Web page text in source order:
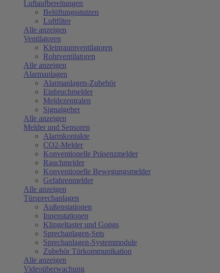
Luftaufbereitungen
Belüftungsstutzen
Luftfilter
Alle anzeigen
Ventilatoren
Kleinraumventilatoren
Rohrventilatoren
Alle anzeigen
Alarmanlagen
Alarmanlagen-Zubehör
Einbruchmelder
Meldezentralen
Signalgeber
Alle anzeigen
Melder und Sensoren
Alarmkontakte
CO2-Melder
Konventionelle Präsenzmelder
Rauchmelder
Konventionelle Bewegungsmelder
Gefahrenmelder
Alle anzeigen
Türsprechanlagen
Außenstationen
Innenstationen
Klingeltaster und Gongs
Sprechanlagen-Sets
Sprechanlagen-Systemmodule
Zubehör Türkommunikation
Alle anzeigen
Videoüberwachung